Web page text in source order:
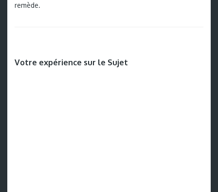
remède.
Votre expérience sur le Sujet